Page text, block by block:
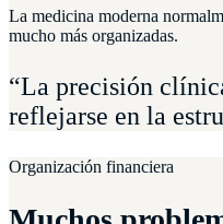
La medicina moderna
mucho más organizadas.
“La precisión
reflejarse en la
Organización financiera